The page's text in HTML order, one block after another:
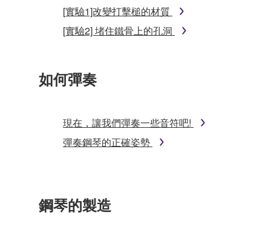
[實驗1]改變打擊槌的材質
[實驗2] 堵住鐵骨上的孔洞
如何彈奏
現在，讓我們彈奏一些音符吧!
彈奏鋼琴的正確姿勢
鋼琴的製造